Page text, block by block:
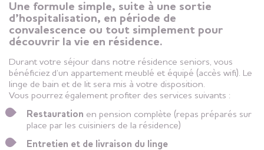
Une formule simple, suite à une sortie
d’hospitalisation, en période de
convalescence ou tout simplement pour
découvrir la vie en résidence.
Durant votre séjour dans notre résidence seniors, vous
bénéficiez d’un appartement meublé et équipé (accès wifi). Le
linge de bain et de lit sera mis à votre disposition.
Vous pourrez également profiter des services suivants :
Restauration en pension complète (repas préparés sur
place par les cuisiniers de la résidence)
Entretien et de livraison du linge